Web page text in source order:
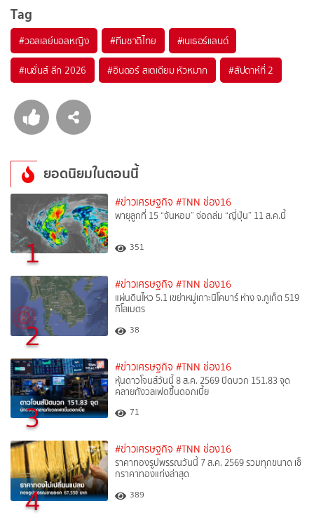
Tag
#วอลเลย์บอลหญิง #ทีมชาติไทย #เนเธอร์แลนด์
#เนชั่นส์ ลีก 2026 #อินดอร์ สเตเดียม หัวหมาก #สัปดาห์ที่ 2
ยอดนิยมในตอนนี้
1
#ข่าวเศรษฐกิจ #TNN ช่อง16
พายุลูกที่ 15 “จันหอม” จ่อถล่ม “ญี่ปุ่น” 11 ส.ค.นี้
351
2
#ข่าวเศรษฐกิจ #TNN ช่อง16
แผ่นดินไหว 5.1 เขย่าหมู่เกาะนิโคบาร์ ห่าง จ.ภูเก็ต 519
กิโลเมตร
38
3
#ข่าวเศรษฐกิจ #TNN ช่อง16
หุ้นดาวโจนส์วันนี้ 8 ส.ค. 2569 ปิดบวก 151.83 จุด
คลายกังวลเฟดขึ้นดอกเบี้ย
71
4
#ข่าวเศรษฐกิจ #TNN ช่อง16
ราคาทองรูปพรรณวันนี้ 7 ส.ค. 2569 รวมทุกขนาด เช็
กราคาทองแท่งล่าสุด
389